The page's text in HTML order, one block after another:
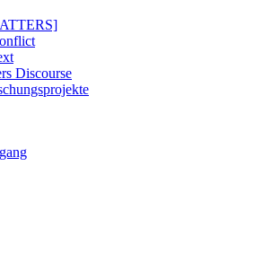
Discourse